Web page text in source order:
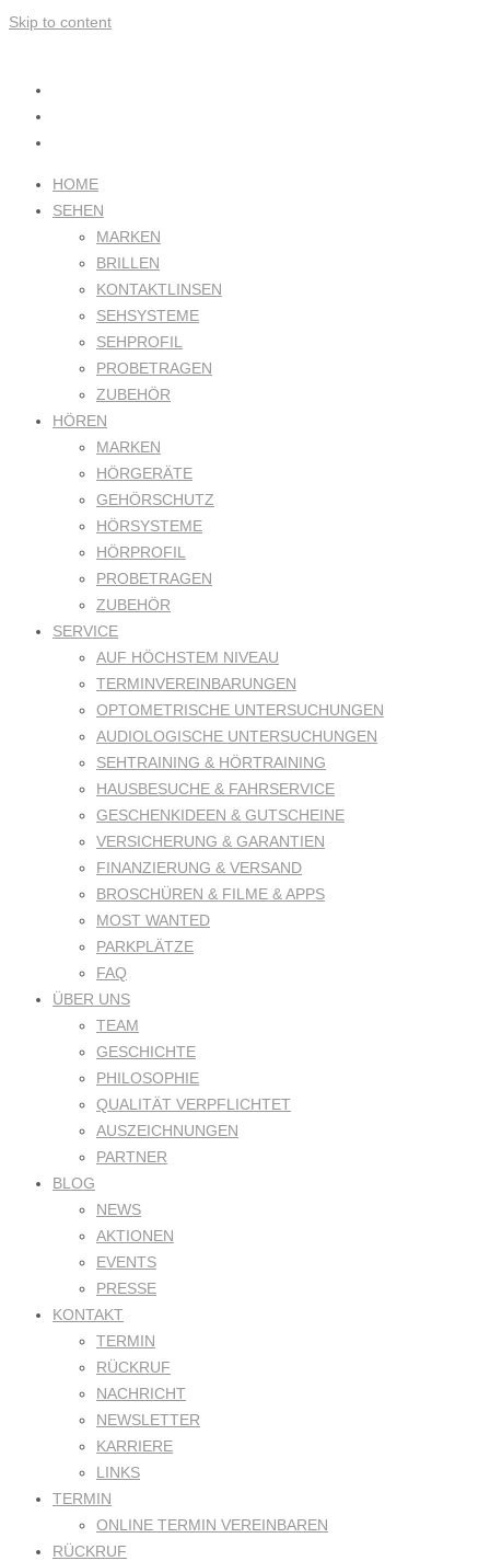
Skip to content
HOME
SEHEN
MARKEN
BRILLEN
KONTAKTLINSEN
SEHSYSTEME
SEHPROFIL
PROBETRAGEN
ZUBEHÖR
HÖREN
MARKEN
HÖRGERÄTE
GEHÖRSCHUTZ
HÖRSYSTEME
HÖRPROFIL
PROBETRAGEN
ZUBEHÖR
SERVICE
AUF HÖCHSTEM NIVEAU
TERMINVEREINBARUNGEN
OPTOMETRISCHE UNTERSUCHUNGEN
AUDIOLOGISCHE UNTERSUCHUNGEN
SEHTRAINING & HÖRTRAINING
HAUSBESUCHE & FAHRSERVICE
GESCHENKIDEEN & GUTSCHEINE
VERSICHERUNG & GARANTIEN
FINANZIERUNG & VERSAND
BROSCHÜREN & FILME & APPS
MOST WANTED
PARKPLÄTZE
FAQ
ÜBER UNS
TEAM
GESCHICHTE
PHILOSOPHIE
QUALITÄT VERPFLICHTET
AUSZEICHNUNGEN
PARTNER
BLOG
NEWS
AKTIONEN
EVENTS
PRESSE
KONTAKT
TERMIN
RÜCKRUF
NACHRICHT
NEWSLETTER
KARRIERE
LINKS
TERMIN
ONLINE TERMIN VEREINBAREN
RÜCKRUF